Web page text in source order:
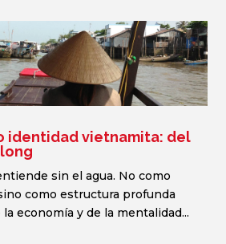
Blog
identidad vietnamita: del
sin el agua. No como